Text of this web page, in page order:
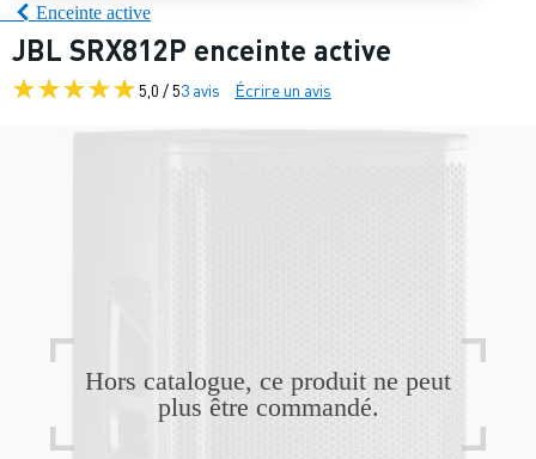
Enceinte active
JBL SRX812P enceinte active
5,0 / 53 avis Écrire un avis
Hors catalogue, ce produit ne peut
plus être commandé.